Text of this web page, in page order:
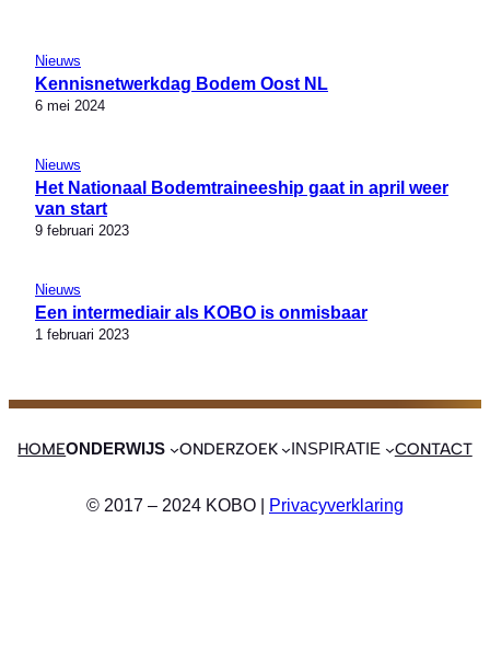
Nieuws
Kennisnetwerkdag Bodem Oost NL
6 mei 2024
Nieuws
Het Nationaal Bodemtraineeship gaat in april weer
van start
9 februari 2023
Nieuws
Een intermediair als KOBO is onmisbaar
1 februari 2023
HOMEONDERWIJS ONDERZOEK INSPIRATIE CONTACT
© 2017 – 2024 KOBO | Privacyverklaring